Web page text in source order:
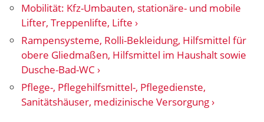
Mobilität: Kfz-Umbauten, stationäre- und mobile
Lifter, Treppenlifte, Lifte
Rampensysteme, Rolli-Bekleidung, Hilfsmittel für
obere Gliedmaßen, Hilfsmittel im Haushalt sowie
Dusche-Bad-WC
Pflege-, Pflegehilfsmittel-, Pflegedienste,
Sanitätshäuser, medizinische Versorgung